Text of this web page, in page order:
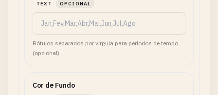
TEXT OPCIONAL
Rótulos separados por vírgula para períodos de tempo
(opcional)
Cor de Fundo